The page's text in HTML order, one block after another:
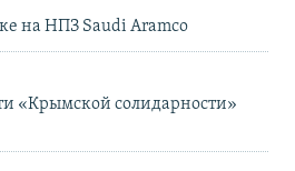
на НПЗ Saudi Aramco
«Крымской солидарности»